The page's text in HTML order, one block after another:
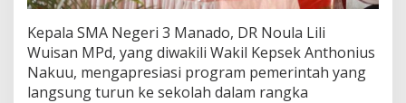
Kepala SMA Negeri 3 Manado, DR Noula Lili
Wuisan MPd, yang diwakili Wakil Kepsek Anthonius
Nakuu, mengapresiasi program pemerintah yang
langsung turun ke sekolah dalam rangka